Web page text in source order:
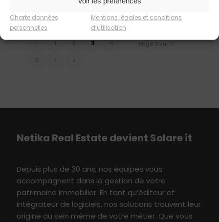
Charte données
personnelles
Mentions légales et conditions
d’utilisation
Page 3 sur 11
‹ 1 2 3 4
5
Netika Real Estatedevient Solareit
Depuis plus de 30 ans, nos équipes vous
accompagnent dans la gestion de votre
patrimoine immobilier. En tant qu’éditeur et
intégrateur de logiciels, nos solutions trouvent leur
origine au sein même de votre métier. Que vous